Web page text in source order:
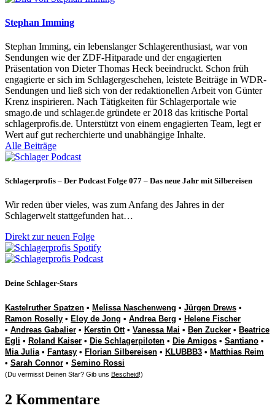
Stephan Imming
Stephan Imming, ein lebenslanger Schlagerenthusiast, war von
Sendungen wie der ZDF-Hitparade und der engagierten
Präsentation von Dieter Thomas Heck beeindruckt. Schon früh
engagierte er sich im Schlagergeschehen, leistete Beiträge in WDR-
Sendungen und ließ sich von der redaktionellen Arbeit von Günter
Krenz inspirieren. Nach Tätigkeiten für Schlagerportale wie
smago.de und schlager.de gründete er 2018 das kritische Portal
schlagerprofis.de. Unterstützt von einem engagierten Team, legt er
Wert auf gut recherchierte und unabhängige Inhalte.
Alle Beiträge
Schlagerprofis – Der Podcast Folge 077 – Das neue Jahr mit Silbereisen
Wir reden über vieles, was zum Anfang des Jahres in der
Schlagerwelt stattgefunden hat…
Direkt zur neuen Folge
Deine Schlager-Stars
Kastelruther Spatzen • Melissa Naschenweng • Jürgen Drews •
Ramon Roselly • Eloy de Jong • Andrea Berg • Helene Fischer
• Andreas Gabalier • Kerstin Ott• Vanessa Mai • Ben Zucker • Beatrice
Egli • Roland Kaiser • Die Schlagerpiloten • Die Amigos • Santiano •
Mia Julia • Fantasy • Florian Silbereisen • KLUBBB3 • Matthias Reim
• Sarah Connor • Semino Rossi
(Du vermisst Deinen Star? Gib uns Bescheid!)
2 Kommentare